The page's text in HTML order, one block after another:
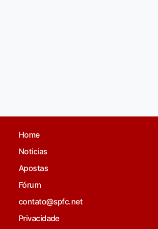
Home
Noticias
Apostas
Fórum
contato@spfc.net
Privacidade